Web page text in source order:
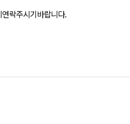
연락주시기바랍니다.